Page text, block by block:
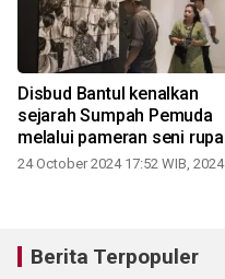
Disbud Bantul kenalkan
sejarah Sumpah Pemuda
melalui pameran seni rupa
24 October 2024 17:52 WIB, 2024
Berita Terpopuler